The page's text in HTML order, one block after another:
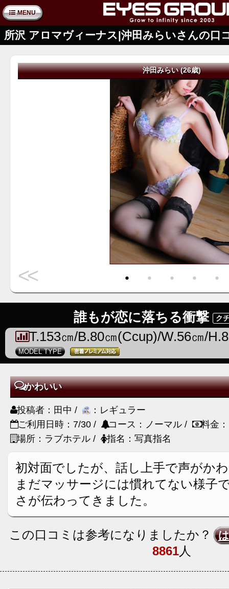
MENU
所沢 アロマヴィーナス|沖田みらいさんの口
沖田みらい (26歳)
<< ・ ・ ・ ・ ・
誰もが恋に落ちる衝撃 ク
T.153㎝/B.80㎝(Ccup)/W.56㎝/
MODEL TYPE
かわいい
投稿者：田中 /
：レギュラー
ご利用日時：7/30 /
コース：ノーマル /
料金
場所：ラブホテル /
指名：写真指名
初対面でしたが、話し上手で声がか
まだマッサージには慣れてない様子
さが伝わってきました。
この口コミは参考になりましたか？
8861人